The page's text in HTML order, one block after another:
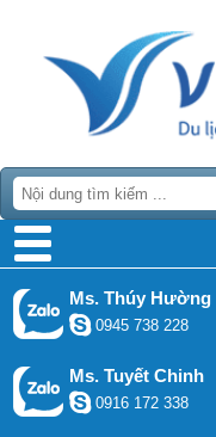
Ms. Thúy Hường
0945 738 228
Ms. Tuyết Chinh
0916 172 338